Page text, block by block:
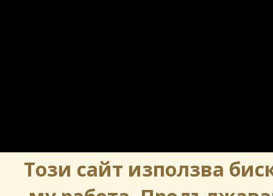
Този сайт използва